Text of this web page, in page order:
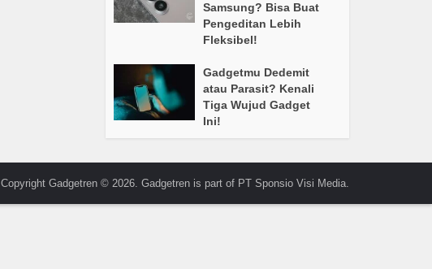
Samsung? Bisa Buat
Pengeditan Lebih
Fleksibel!
Gadgetmu Dedemit
atau Parasit? Kenali
Tiga Wujud Gadget
Ini!
Copyright Gadgetren © 2026. Gadgetren is part of PT Sponsio Visi Media.